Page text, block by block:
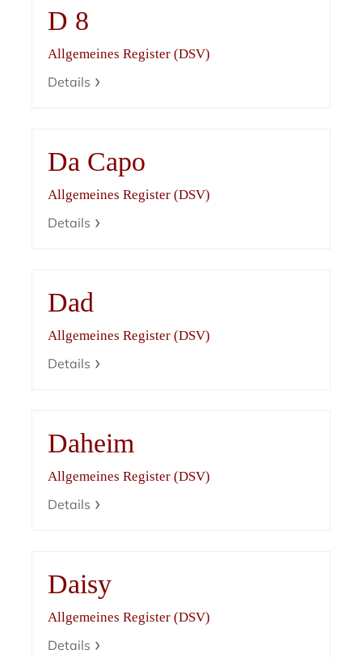
D 8
Allgemeines Register (DSV)
Details
Da Capo
Allgemeines Register (DSV)
Details
Dad
Allgemeines Register (DSV)
Details
Daheim
Allgemeines Register (DSV)
Details
Daisy
Allgemeines Register (DSV)
Details